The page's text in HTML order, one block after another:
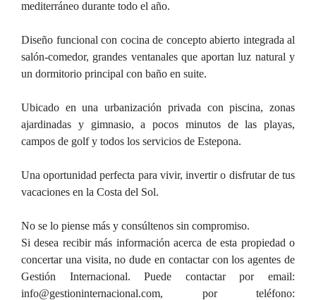
mediterráneo durante todo el año.
Diseño funcional con cocina de concepto abierto integrada al
salón-comedor, grandes ventanales que aportan luz natural y
un dormitorio principal con baño en suite.
Ubicado en una urbanización privada con piscina, zonas
ajardinadas y gimnasio, a pocos minutos de las playas,
campos de golf y todos los servicios de Estepona.
Una oportunidad perfecta para vivir, invertir o disfrutar de tus
vacaciones en la Costa del Sol.
No se lo piense más y consúltenos sin compromiso.
Si desea recibir más información acerca de esta propiedad o
concertar una visita, no dude en contactar con los agentes de
Gestión Internacional. Puede contactar por email:
info@gestioninternacional.com, por teléfono: